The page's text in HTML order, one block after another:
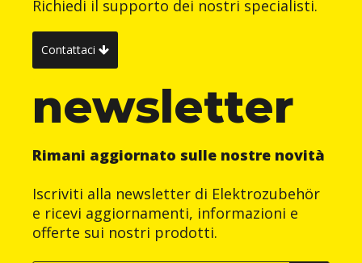
Richiedi il supporto dei nostri specialisti.
Contattaci
newsletter
Rimani aggiornato sulle nostre novità
Iscriviti alla newsletter di Elektrozubehör
e ricevi aggiornamenti, informazioni e
offerte sui nostri prodotti.